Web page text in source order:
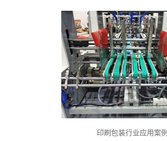
印刷包装行业应用案例